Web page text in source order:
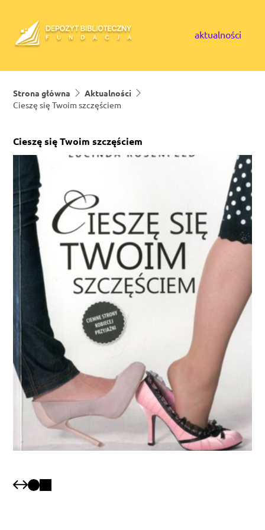
aktualności
Strona główna
Aktualności
Cieszę się Twoim szczęściem
Cieszę się Twoim szczęściem